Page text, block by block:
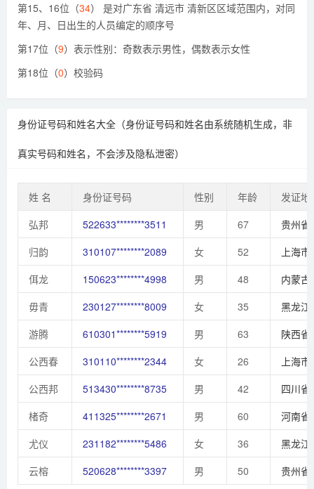
第15、16位（34） 是对广东省 清远市 清新区区域范围内，对同
年、月、日出生的人员编定的顺序号
第17位（9）表示性别：奇数表示男性，偶数表示女性
第18位（0）校验码
身份证号码和姓名大全（身份证号码和姓名由系统随机生成，非
真实号码和姓名，不会涉及隐私泄密）
姓 名 身份证号码 性别 年龄
发证地
弘邦
522633********3511 男 67 贵州省
归韵
310107********2089 女 52 上海市
佴龙
150623********4998 男 48
内蒙古
毋青
230127********8009 女 35
黑龙江
游腾
610301********5919 男 63 陕西省
公西春
310110********2344 女 26 上海市
公西邦
513430********8735 男 42 四川省
楮奇
411325********2671 男 60 河南省
尤仪
231182********5486 女 36
黑龙江
云榕
520628********3397 男 50 贵州省